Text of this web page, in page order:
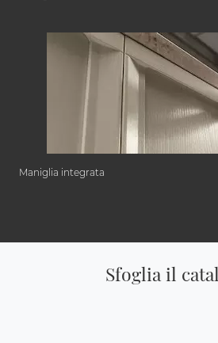
Maniglia integrata
Sfoglia il